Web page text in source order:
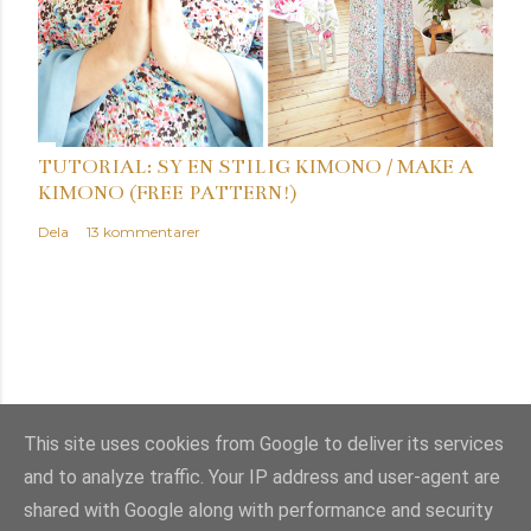
TUTORIAL: SY EN STILIG KIMONO / MAKE A
KIMONO (FREE PATTERN!)
Dela 13 kommentarer
Använder Blogger
This site uses cookies from Google to deliver its services
and to analyze traffic. Your IP address and user-agent are
shared with Google along with performance and security